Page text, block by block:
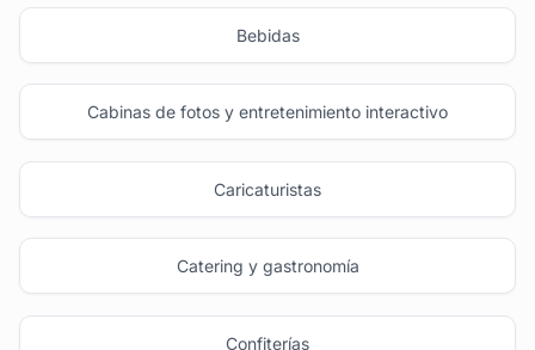
Bebidas
Cabinas de fotos y entretenimiento interactivo
Caricaturistas
Catering y gastronomía
Confiterías